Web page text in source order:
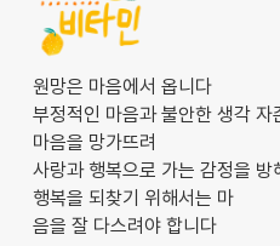
원망은 마음에서 옵니다
부정적인 마음과 불안한 생각
마음을 망가뜨려
사랑과 행복으로 가는 감정을 방
행복을 되찾기 위해서는 마
음을 잘 다스려야 합니다